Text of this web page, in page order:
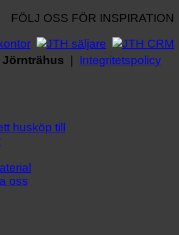
FÖLJ OSS FÖR INSPIRATION
Jörnträhus Integritetspolicy
husköp till
oss